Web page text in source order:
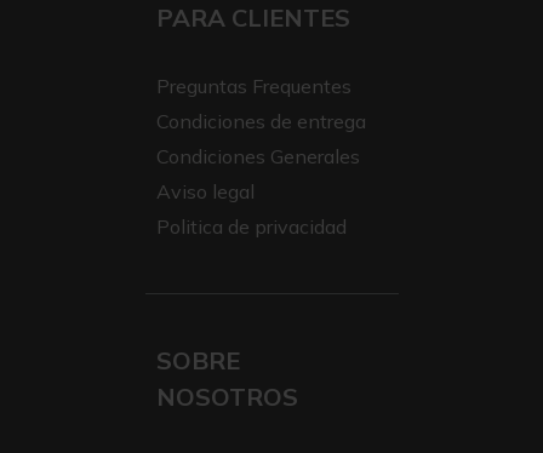
PARA CLIENTES
Preguntas Frequentes
Condiciones de entrega
Condiciones Generales
Aviso legal
Politica de privacidad
SOBRE
NOSOTROS